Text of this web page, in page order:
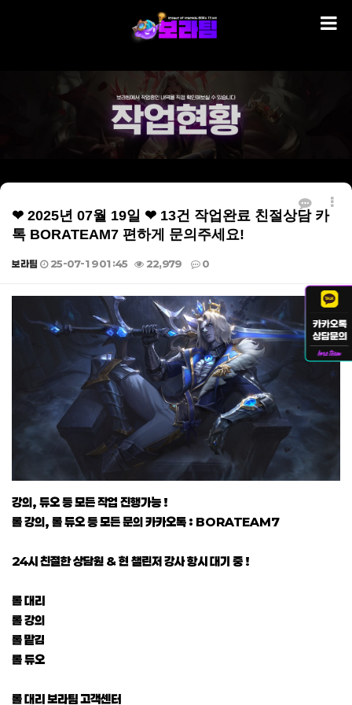
❤ 2025년 07월 19일 ❤ 13건 작업완료 친절상담 카
톡 BORATEAM7 편하게 문의주세요!
보라팀 25-07-19 01:45 22,979 0
강의, 듀오 등 모든 작업 진행가능 !
롤 강의, 롤 듀오 등 모든 문의 카카오톡 : BORATEAM7
24시 친절한 상담원 & 현 챌린저 강사 항시 대기 중 !
롤 대리
롤 강의
롤 맡김
롤 듀오
롤 대리 보라팀 고객센터